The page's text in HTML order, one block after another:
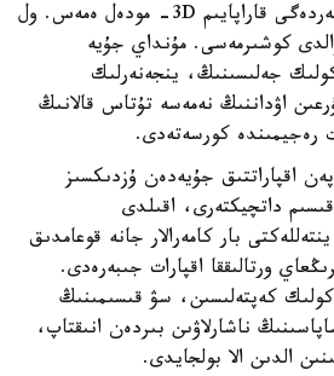
سيفرلىق ەگىز - كومپيۋتەردەگى قاراپايىم 3D- مودەل ەمەس. ول
كوشىرمەسى. مۇنداي جۇيە
جەلىسىنىڭ، ينجەنەرلىك
اۋداننىڭ نەمەسە تۇتاس قالانىڭ
رەجيمىندە كورسەتەدى.
اقپاراتتىق جۇيەدەن ۇزدىكسىز
داتچيكتەرى، اقىلدى
بار كامەرالار جانە قوعامدىق
ورتالىققا اقپارات جىبەرەدى.
كەپتەلىسىن، سۋ قىسىمىنىڭ
ناشارلاۋىن بىردەن انىقتاپ،
الدىن الا بولجايدى.